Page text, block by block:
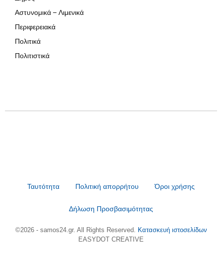
Αστυνομικά – Λιμενικά
Περιφερειακά
Πολιτικά
Πολιτιστικά
Ταυτότητα Πολιτική απορρήτου Όροι χρήσης
Δήλωση Προσβασιμότητας
©2026 - samos24.gr. All Rights Reserved. Κατασκευή ιστοσελίδων
EASYDOT CREATIVE